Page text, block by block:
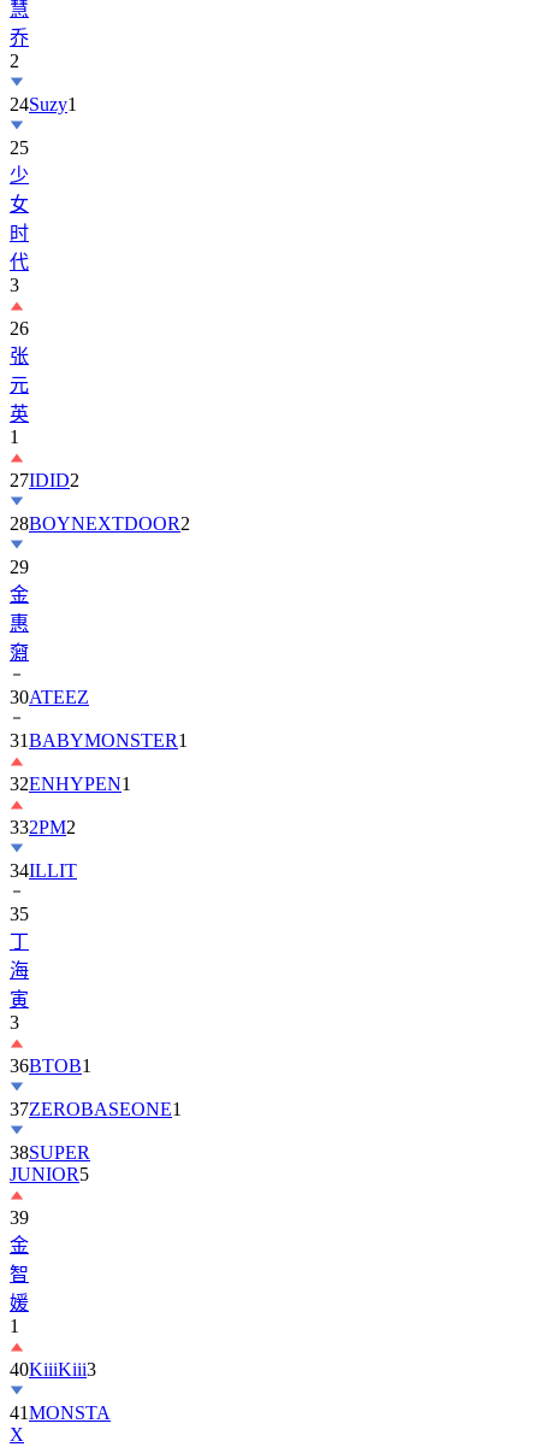
慧
乔
2
24Suzy1
25
少
女
时
代
3
26
张
元
英
1
27IDID2
28BOYNEXTDOOR2
29
金
惠
奫
30ATEEZ
31BABYMONSTER1
32ENHYPEN1
332PM2
34ILLIT
35
丁
海
寅
3
36BTOB1
37ZEROBASEONE1
38SUPER
JUNIOR5
39
金
智
媛
1
40KiiiKiii3
41MONSTA
X